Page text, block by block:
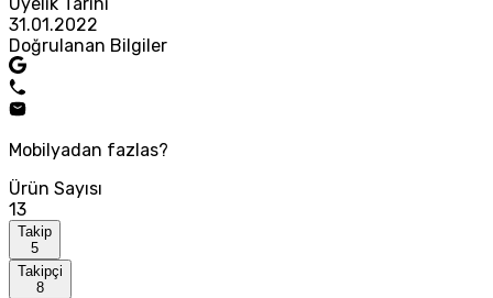
Üyelik Tarihi
31.01.2022
Doğrulanan Bilgiler
Mobilyadan fazlas?
Ürün Sayısı
13
Takip
5
Takipçi
8